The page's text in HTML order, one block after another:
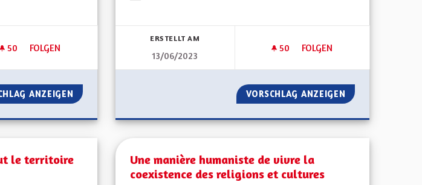
50 50 FOLLOWER
FOLGEN
AMÉLIORER LES PERFORMANCES ÉNERGÉTIQUES DES MAISONS À COLOMBAGES
ANZEIGEN AMÉLIORER LES PERFORMANCES ÉNERGÉTIQUES DES MAISONS À COLOMBAGES
ERSTELLT AM
13/06/2023
50 50 FOLLOWER
FOLGEN
POUR UNE ALSACE
VORSCHLAG ANZEIGEN POUR UNE
le territoire
Une manière humaniste de vivre la
coexistence des religions et cultures